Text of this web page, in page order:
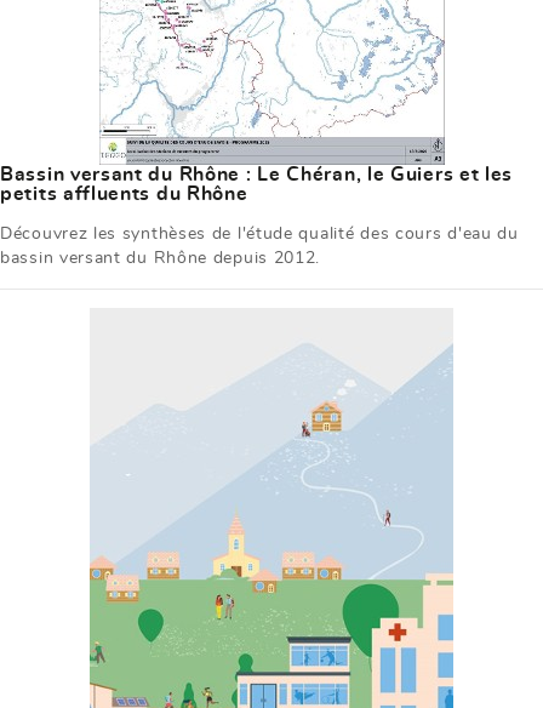
Bassin versant du Rhône : Le Chéran, le Guiers et les
petits affluents du Rhône
Découvrez les synthèses de l'étude qualité des cours d'eau du
bassin versant du Rhône depuis 2012.